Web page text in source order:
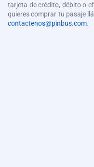
tarjeta de crédito, débito o
quieres comprar tu pasaje
contactenos@pinbus.com.